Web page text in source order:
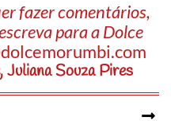
fazer comentários,
para a Dolce
,Juliana Souza Pires